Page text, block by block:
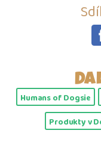
Humans of Dogsie
Produkty v